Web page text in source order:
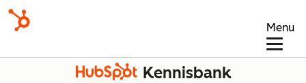
Menu
Kennisbank